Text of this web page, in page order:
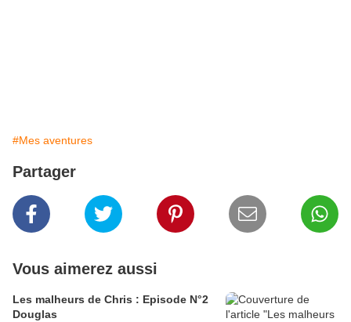
#Mes aventures
Partager
Vous aimerez aussi
Les malheurs de Chris : Episode N°2
Douglas